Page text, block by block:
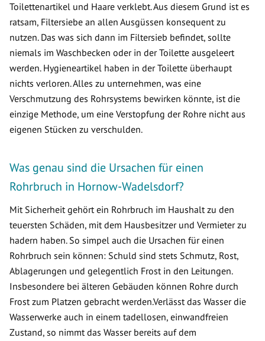
Toilettenartikel und Haare verklebt. Aus diesem Grund ist es
ratsam, Filtersiebe an allen Ausgüssen konsequent zu
nutzen. Das was sich dann im Filtersieb befindet, sollte
niemals im Waschbecken oder in der Toilette ausgeleert
werden. Hygieneartikel haben in der Toilette überhaupt
nichts verloren. Alles zu unternehmen, was eine
Verschmutzung des Rohrsystems bewirken könnte, ist die
einzige Methode, um eine Verstopfung der Rohre nicht aus
eigenen Stücken zu verschulden.
Was genau sind die Ursachen für einen
Rohrbruch in Hornow-Wadelsdorf?
Mit Sicherheit gehört ein Rohrbruch im Haushalt zu den
teuersten Schäden, mit dem Hausbesitzer und Vermieter zu
hadern haben. So simpel auch die Ursachen für einen
Rohrbruch sein können: Schuld sind stets Schmutz, Rost,
Ablagerungen und gelegentlich Frost in den Leitungen.
Insbesondere bei älteren Gebäuden können Rohre durch
Frost zum Platzen gebracht werden.Verlässt das Wasser die
Wasserwerke auch in einem tadellosen, einwandfreien
Zustand, so nimmt das Wasser bereits auf dem